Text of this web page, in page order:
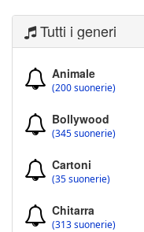
Tutti i generi
Animale
(200 suonerie)
Bollywood
(345 suonerie)
Cartoni
(35 suonerie)
Chitarra
(313 suonerie)